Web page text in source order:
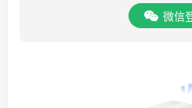
微信